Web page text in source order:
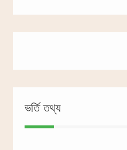
ভর্তি তথ্য